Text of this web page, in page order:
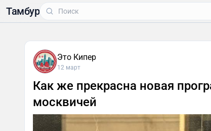
Тамбур
Это Кипер
12 март
Как же прекрасна новая
москвичей